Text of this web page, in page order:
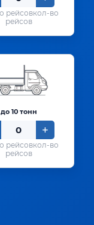
кол-во
рейсов
до 10 тонн
кол-во
рейсов